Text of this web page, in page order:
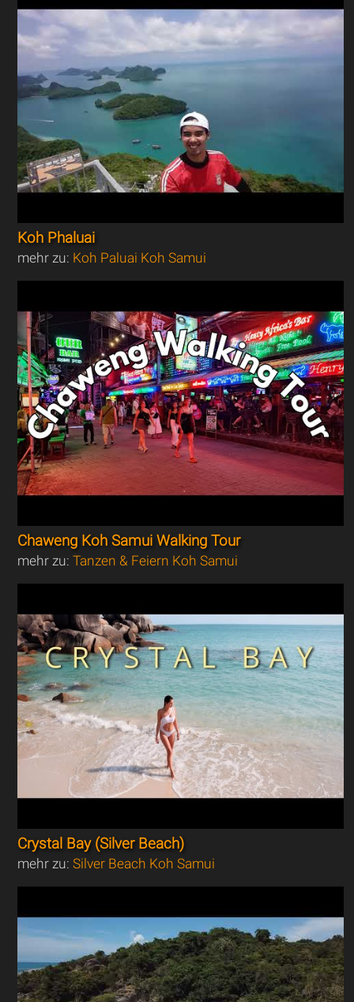
Koh Phaluai
mehr zu: Koh Paluai Koh Samui
Chaweng Koh Samui Walking Tour
mehr zu:Tanzen & Feiern Koh Samui
Crystal Bay (Silver Beach)
mehr zu:Silver Beach Koh Samui